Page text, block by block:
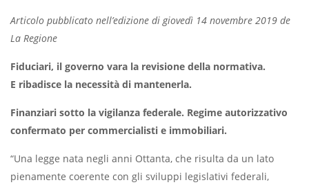
Articolo pubblicato nell’edizione di giovedì 14 novembre 2019 de
La Regione
Fiduciari, il governo vara la revisione della normativa.
E ribadisce la necessità di mantenerla.
Finanziari sotto la vigilanza federale. Regime autorizzativo
confermato per commercialisti e immobiliari.
“Una legge nata negli anni Ottanta, che risulta da un lato
pienamente coerente con gli sviluppi legislativi federali,